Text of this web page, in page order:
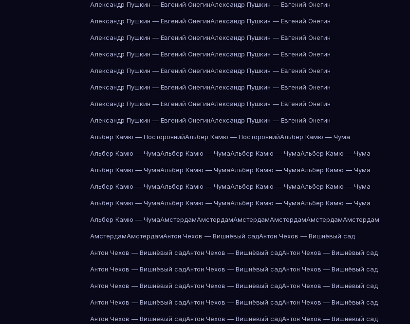
Александр Пушкин — Евгений ОнегинАлександр Пушкин — Евгений Онегин
Александр Пушкин — Евгений ОнегинАлександр Пушкин — Евгений Онегин
Александр Пушкин — Евгений ОнегинАлександр Пушкин — Евгений Онегин
Александр Пушкин — Евгений ОнегинАлександр Пушкин — Евгений Онегин
Александр Пушкин — Евгений ОнегинАлександр Пушкин — Евгений Онегин
Александр Пушкин — Евгений ОнегинАлександр Пушкин — Евгений Онегин
Александр Пушкин — Евгений ОнегинАлександр Пушкин — Евгений Онегин
Александр Пушкин — Евгений ОнегинАлександр Пушкин — Евгений Онегин
Альбер Камю — ПостороннийАльбер Камю — ПостороннийАльбер Камю — Чума
Альбер Камю — ЧумаАльбер Камю — ЧумаАльбер Камю — ЧумаАльбер Камю — Чума
Альбер Камю — ЧумаАльбер Камю — ЧумаАльбер Камю — ЧумаАльбер Камю — Чума
Альбер Камю — ЧумаАльбер Камю — ЧумаАльбер Камю — ЧумаАльбер Камю — Чума
Альбер Камю — ЧумаАльбер Камю — ЧумаАльбер Камю — ЧумаАльбер Камю — Чума
Альбер Камю — ЧумаАмстердамАмстердамАмстердамАмстердамАмстердамАмстердам
АмстердамАмстердамАнтон Чехов — Вишнёвый садАнтон Чехов — Вишнёвый сад
Антон Чехов — Вишнёвый садАнтон Чехов — Вишнёвый садАнтон Чехов — Вишнёвый сад
Антон Чехов — Вишнёвый садАнтон Чехов — Вишнёвый садАнтон Чехов — Вишнёвый сад
Антон Чехов — Вишнёвый садАнтон Чехов — Вишнёвый садАнтон Чехов — Вишнёвый сад
Антон Чехов — Вишнёвый садАнтон Чехов — Вишнёвый садАнтон Чехов — Вишнёвый сад
Антон Чехов — Вишнёвый садАнтон Чехов — Вишнёвый садАнтон Чехов — Вишнёвый сад